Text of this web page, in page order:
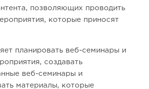
позволяющих проводить
которые приносят
планировать веб-семинары и
создавать
веб-семинары и
материалы, которые